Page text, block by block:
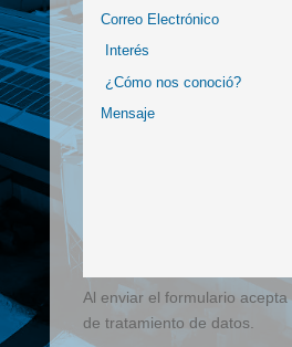
Al enviar el formulario
de tratamiento de datos.